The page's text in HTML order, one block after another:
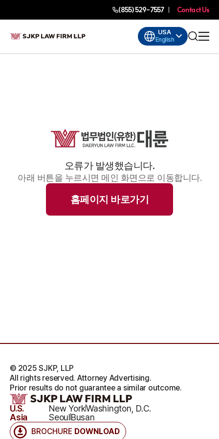
(855) 529-7557 Contact Us
USA
English
오류가 발생했습니다.
아래 버튼을 누르시면 메인 화면으로 이동합니다.
홈페이지 바로가기
BROCHURE DOWNLOAD
U.S. New YorkWashington, D.C.
Asia
SeoulBusan
© 2025 SJKP, LLP
All rights reserved. Attorney Advertising.
Prior results do not guarantee a similar outcome.